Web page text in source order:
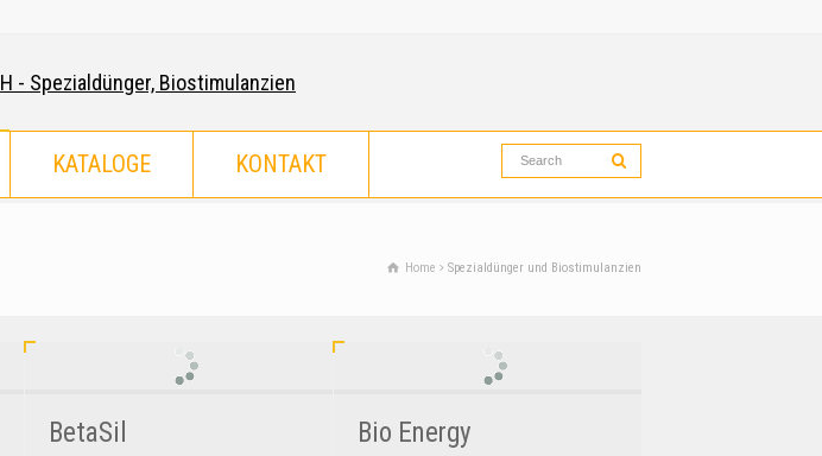
KATALOGE KONTAKT Search
Home Spezialdünger und Biostimulanzien
BetaSil Bio Energy